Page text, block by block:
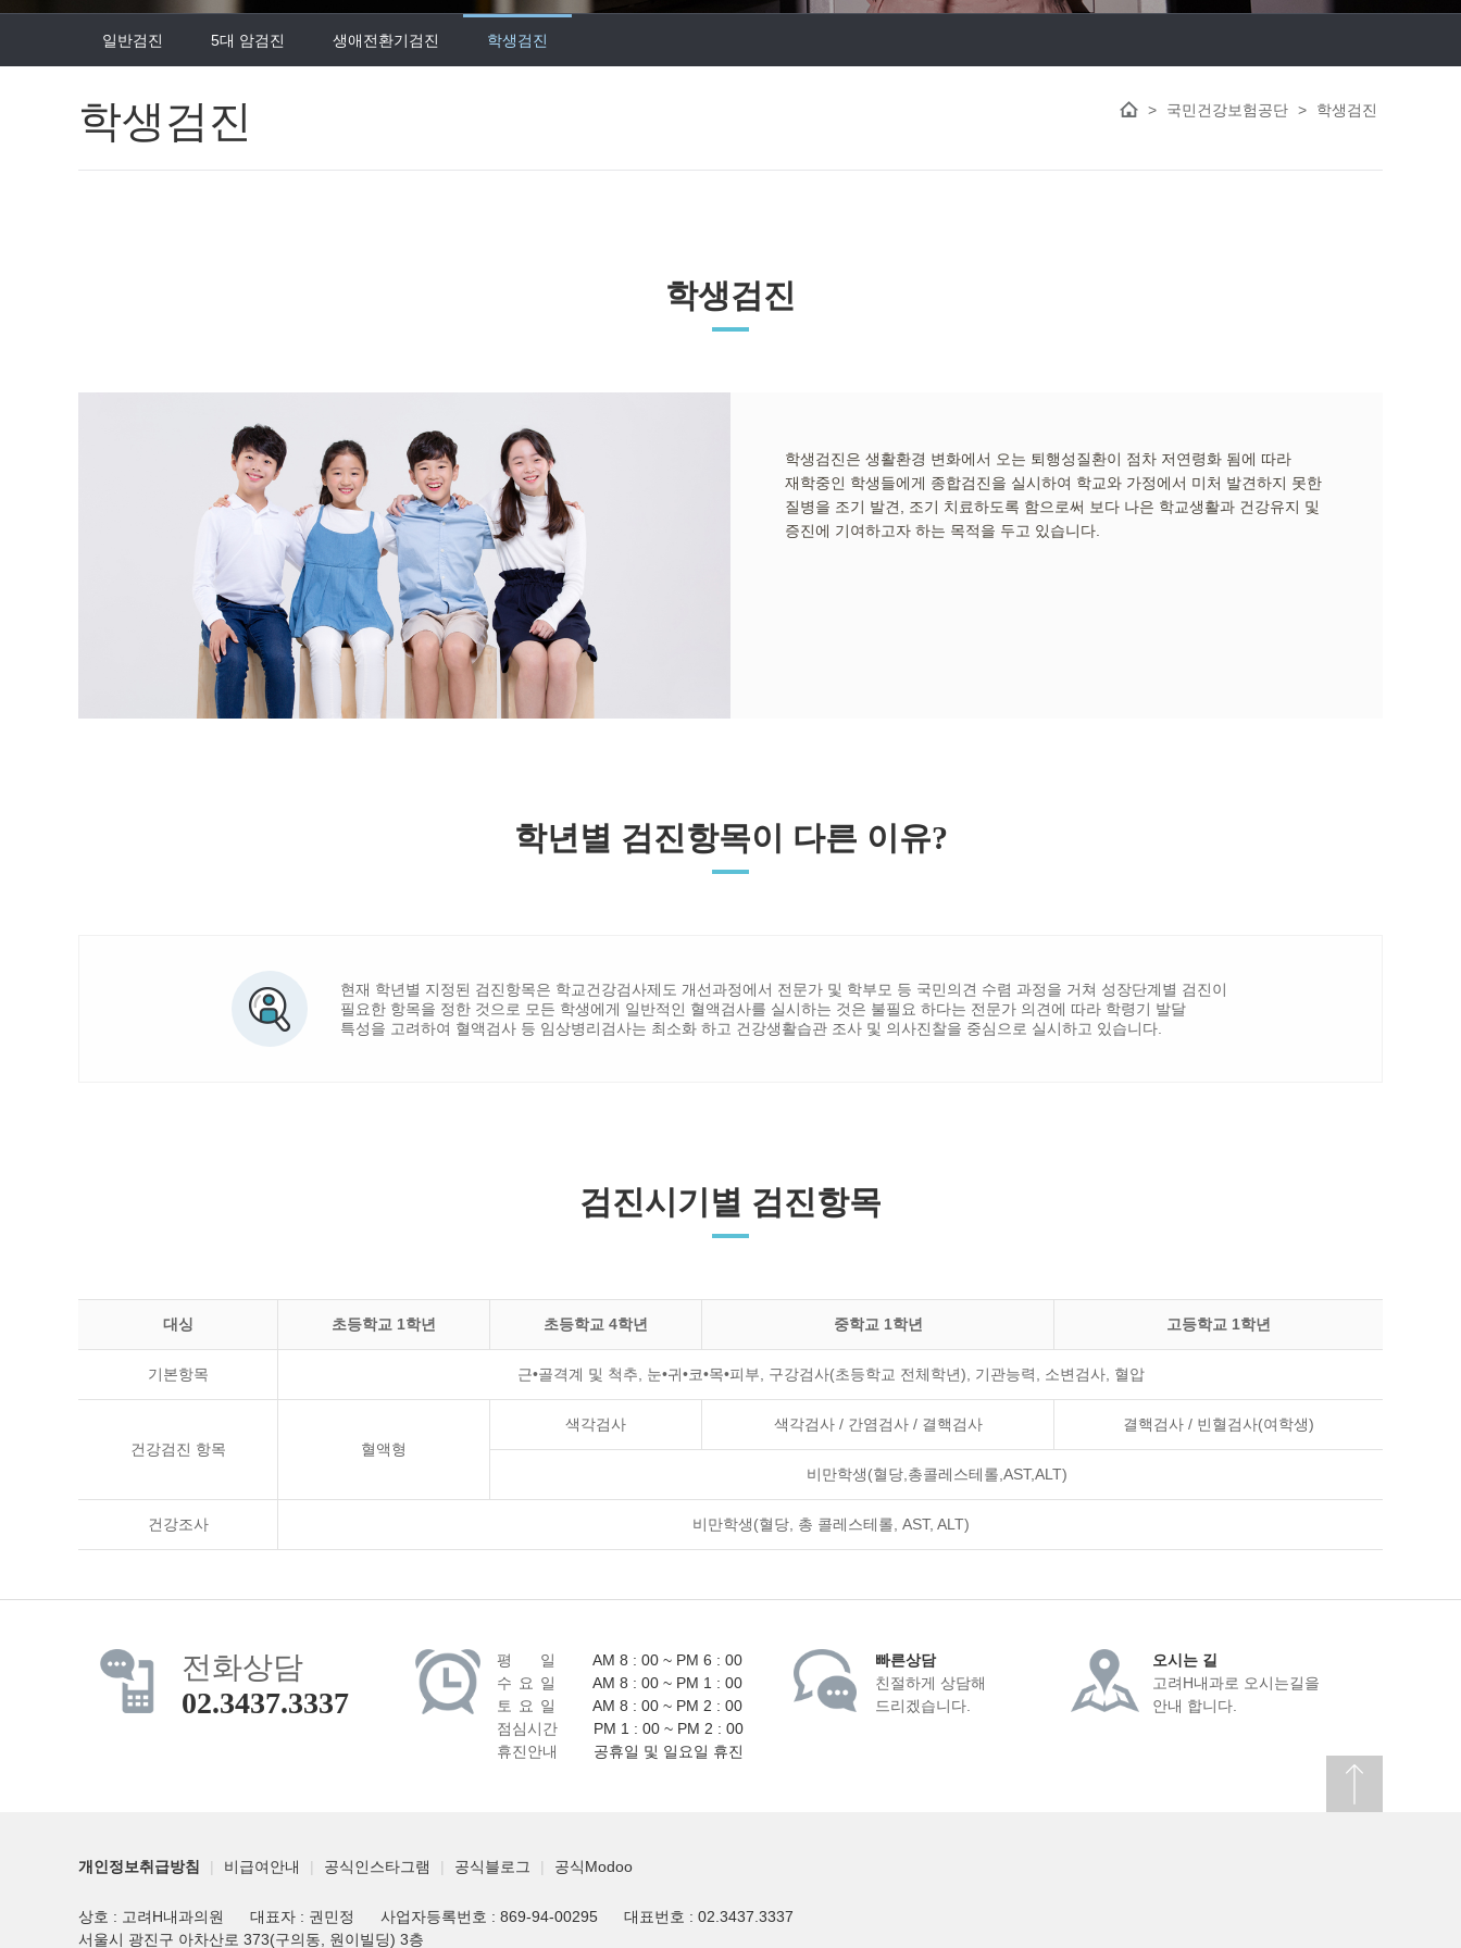
일반검진 5대 암검진 생애전환기검진 학생검진
학생검진 > 국민건강보험공단 > 학생검진
학생검진
학생검진은 생활환경 변화에서 오는 퇴행성질환이 점차 저연령화 됨에 따라
재학중인 학생들에게 종합검진을 실시하여 학교와 가정에서 미처 발견하지 못한
질병을 조기 발견, 조기 치료하도록 함으로써 보다 나은 학교생활과 건강유지 및
증진에 기여하고자 하는 목적을 두고 있습니다.
학년별 검진항목이 다른 이유?
현재 학년별 지정된 검진항목은 학교건강검사제도 개선과정에서 전문가 및 학부모 등 국민의견 수렴 과정을 거쳐 성장단계별 검진이
필요한 항목을 정한 것으로 모든 학생에게 일반적인 혈액검사를 실시하는 것은 불필요 하다는 전문가 의견에 따라 학령기 발달
특성을 고려하여 혈액검사 등 임상병리검사는 최소화 하고 건강생활습관 조사 및 의사진찰을 중심으로 실시하고 있습니다.
검진시기별 검진항목
대싱 초등학교 1학년 초등학교 4학년 중학교 1학년 고등학교 1학년
기본항목 근•골격계 및 척추, 눈•귀•코•목•피부, 구강검사(초등학교 전체학년), 기관능력, 소변검사, 혈압
건강검진 항목 혈액형
색각검사 색각검사 / 간염검사 / 결핵검사 결핵검사 / 빈혈검사(여학생)
비만학생(혈당,총콜레스테롤,AST,ALT)
건강조사 비만학생(혈당, 총 콜레스테롤, AST, ALT)
전화상담
02.3437.3337
평 일
AM 8 : 00 ~ PM 6 : 00
수 요 일
AM 8 : 00 ~ PM 1 : 00
토 요 일
AM 8 : 00 ~ PM 2 : 00
점심시간
PM 1 : 00 ~ PM 2 : 00
휴진안내
공휴일 및 일요일 휴진
빠른상담
친절하게 상담해
드리겠습니다.
오시는 길
고려H내과로 오시는길을
안내 합니다.
개인정보취급방침 | 비급여안내 | 공식인스타그램 | 공식블로그 | 공식Modoo
상호 : 고려H내과의원 대표자 : 권민정 사업자등록번호 : 869-94-00295
대표번호 : 02.3437.3337
서울시 광진구 아차산로 373(구의동, 원이빌딩) 3층